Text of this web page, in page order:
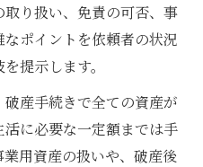
り扱い、免責の可否、事
ポイントを依頼者の状況
提示します。
産手続きで全ての資産が
に必要な一定額までは手
用資産の扱いや、破産後